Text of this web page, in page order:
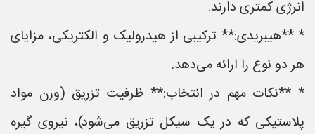
انرژی کمتری دارند.
* **هیبریدی:** ترکیبی از هیدرولیک و الکتریکی، مزایای
هر دو نوع را ارائه می‌دهد.
* **نکات مهم در انتخاب:** ظرفیت تزریق (وزن مواد
پلاستیکی که در یک سیکل تزریق می‌شود)، نیروی گیره